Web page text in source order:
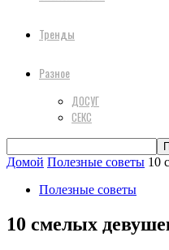
Тренды
Разное
ДОСУГ
СЕКС
Домой Полезные советы 10
Полезные советы
10 смелых